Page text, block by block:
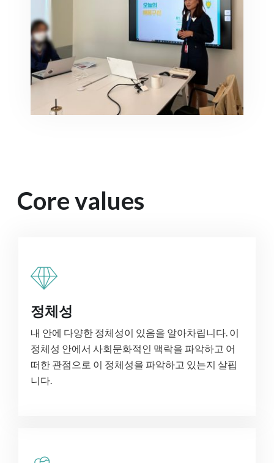
Core values
정체성
내 안에 다양한 정체성이 있음을 알아차립니다. 이
정체성 안에서 사회문화적인 맥락을 파악하고 어
떠한 관점으로 이 정체성을 파악하고 있는지 살핍
니다.